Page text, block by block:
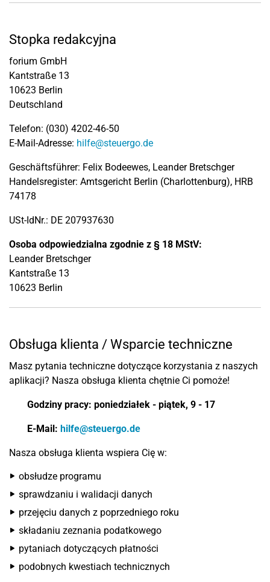
Stopka redakcyjna
forium GmbH
Kantstraße 13
10623 Berlin
Deutschland
Telefon: (030) 4202-46-50
E-Mail-Adresse: hilfe@steuergo.de
Geschäftsführer: Felix Bodeewes, Leander Bretschger
Handelsregister: Amtsgericht Berlin (Charlottenburg), HRB
74178
USt-IdNr.: DE 207937630
Osoba odpowiedzialna zgodnie z § 18 MStV:
Leander Bretschger
Kantstraße 13
10623 Berlin
Obsługa klienta / Wsparcie techniczne
Masz pytania techniczne dotyczące korzystania z naszych
aplikacji? Nasza obsługa klienta chętnie Ci pomoże!
Godziny pracy: poniedziałek - piątek, 9 - 17
E-Mail: hilfe@steuergo.de
Nasza obsługa klienta wspiera Cię w:
obsłudze programu
sprawdzaniu i walidacji danych
przejęciu danych z poprzedniego roku
składaniu zeznania podatkowego
pytaniach dotyczących płatności
podobnych kwestiach technicznych